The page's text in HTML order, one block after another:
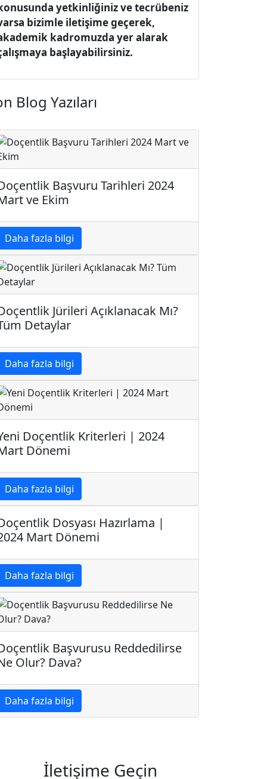
yetkinliğiniz ve tecrübeniz
bizimle iletişime geçerek,
kadromuzda yer alarak
başlayabilirsiniz.
Blog Yazıları
Başvuru Tarihleri 2024
ve Ekim
Daha fazla bilgi
Jürileri Açıklanacak Mı?
Detaylar
Daha fazla bilgi
Doçentlik Kriterleri | 2024
Dönemi
Daha fazla bilgi
Dosyası Hazırlama |
Mart Dönemi
Daha fazla bilgi
Başvurusu Reddedilirse
Olur? Dava?
Daha fazla bilgi
İletişime Geçin